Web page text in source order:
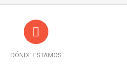
DÓNDE ESTAMOS